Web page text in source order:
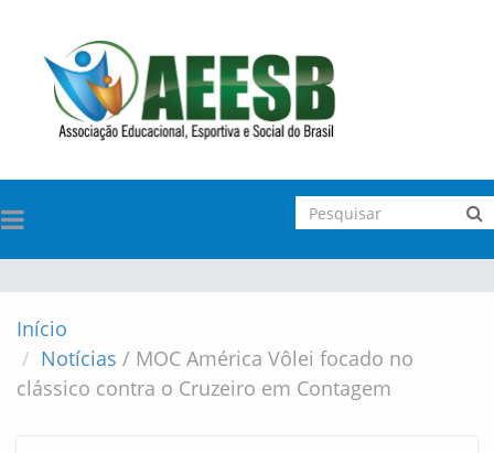
TOGGLE
NAVIGATION
Início
Notícias / MOC América Vôlei focado no
clássico contra o Cruzeiro em Contagem